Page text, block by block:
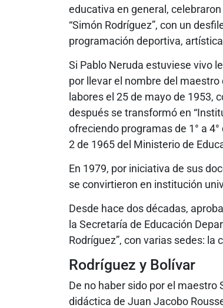
educativa en general,
“Simón Rodríguez”, con un
programación deportiva,
Si Pablo Neruda estuviese vivo
por llevar el nombre del
labores el 25 de mayo de 1953,
después se transformó en
ofreciendo programas de 1° a
2 de 1965 del Ministerio de
En 1979, por iniciativa de sus
se convirtieron en institución
Desde hace dos décadas,
la Secretaría de Educación
Rodríguez”, con varias sedes: la
Rodríguez y Bolívar
De no haber sido por el maestro
didáctica de Juan Jacobo